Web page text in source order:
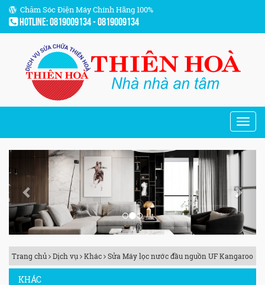
Chăm Sóc Điện Máy Chính Hãng 100%
Hotline: 0819009134 - 0819009134
Previous Next
Trang chủ Dịch vụ Khác Sửa Máy lọc nước đầu nguồn UF Kangaroo
KHÁC